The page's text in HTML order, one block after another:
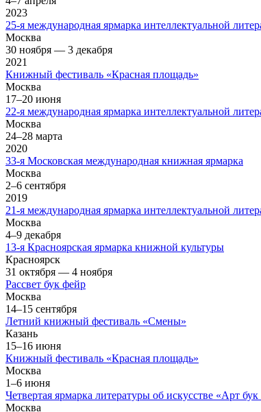
2023
25-я международная ярмарка интеллектуальной
Москва
30 ноября — 3 декабря
2021
Книжный фестиваль «Красная площадь»
Москва
17–20 июня
22-я международная ярмарка интеллектуальной
Москва
24–28 марта
2020
33-я Московская международная книжная ярмарка
Москва
2–6 сентября
2019
21-я международная ярмарка интеллектуальной
Москва
4–9 декабря
13-я Красноярская ярмарка книжной культуры
Красноярск
31 октября — 4 ноября
Рассвет бук фейр
Москва
14–15 сентября
Летний книжный фестиваль «Смены»
Казань
15–16 июня
Книжный фестиваль «Красная площадь»
Москва
1–6 июня
Четвертая ярмарка литературы об искусстве «Арт
Москва